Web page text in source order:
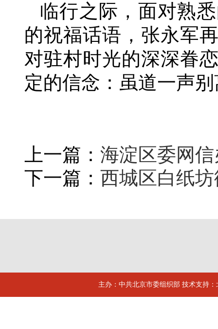
临行之际，面对熟
的祝福话语，张永军
对驻村时光的深深眷
定的信念：虽道一声
上一篇： 海淀区委网
下一篇： 西城区白纸
主办：中共北京市委组织部 技术支持